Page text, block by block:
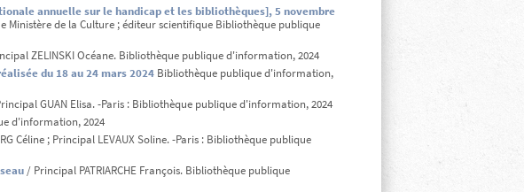
annuelle sur le handicap et les bibliothèques], 5 novembre
de la Culture ; éditeur scientifique Bibliothèque publique
ZELINSKI Océane. Bibliothèque publique d'information, 2024
du 18 au 24 mars 2024Bibliothèque publique d'information,
GUAN Elisa. -Paris : Bibliothèque publique d'information, 2024
d'information, 2024
Céline ; Principal LEVAUX Soline. -Paris : Bibliothèque publique
/ Principal PATRIARCHE François. Bibliothèque publique